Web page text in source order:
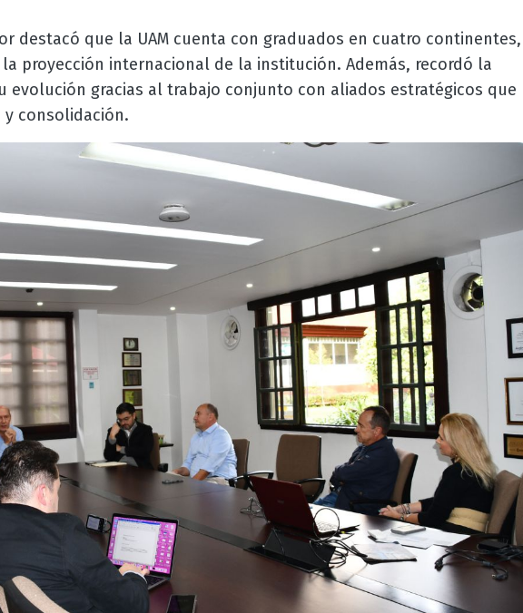
destacó que la UAM cuenta con graduados en cuatro continentes,
proyección internacional de la institución. Además, recordó la
evolución gracias al trabajo conjunto con aliados estratégicos que
consolidación.